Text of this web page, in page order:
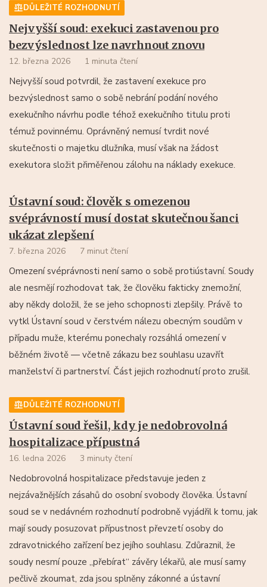
DŮLEŽITÉ ROZHODNUTÍ
Nejvyšší soud: exekuci zastavenou pro
bezvýslednost lze navrhnout znovu
12. března 2026 1 minuta čtení
Nejvyšší soud potvrdil, že zastavení exekuce pro
bezvýslednost samo o sobě nebrání podání nového
exekučního návrhu podle téhož exekučního titulu proti
témuž povinnému. Oprávněný nemusí tvrdit nové
skutečnosti o majetku dlužníka, musí však na žádost
exekutora složit přiměřenou zálohu na náklady exekuce.
Ústavní soud: člověk s omezenou
svéprávností musí dostat skutečnou šanci
ukázat zlepšení
7. března 2026 7 minut čtení
Omezení svéprávnosti není samo o sobě protiústavní. Soudy
ale nesmějí rozhodovat tak, že člověku fakticky znemožní,
aby někdy doložil, že se jeho schopnosti zlepšily. Právě to
vytkl Ústavní soud v čerstvém nálezu obecným soudům v
případu muže, kterému ponechaly rozsáhlá omezení v
běžném životě — včetně zákazu bez souhlasu uzavřít
manželství či partnerství. Část jejich rozhodnutí proto zrušil.
DŮLEŽITÉ ROZHODNUTÍ
Ústavní soud řešil, kdy je nedobrovolná
hospitalizace přípustná
16. ledna 2026 3 minuty čtení
Nedobrovolná hospitalizace představuje jeden z
nejzávažnějších zásahů do osobní svobody člověka. Ústavní
soud se v nedávném rozhodnutí podrobně vyjádřil k tomu, jak
mají soudy posuzovat přípustnost převzetí osoby do
zdravotnického zařízení bez jejího souhlasu. Zdůraznil, že
soudy nesmí pouze „přebírat“ závěry lékařů, ale musí samy
pečlivě zkoumat, zda jsou splněny zákonné a ústavní